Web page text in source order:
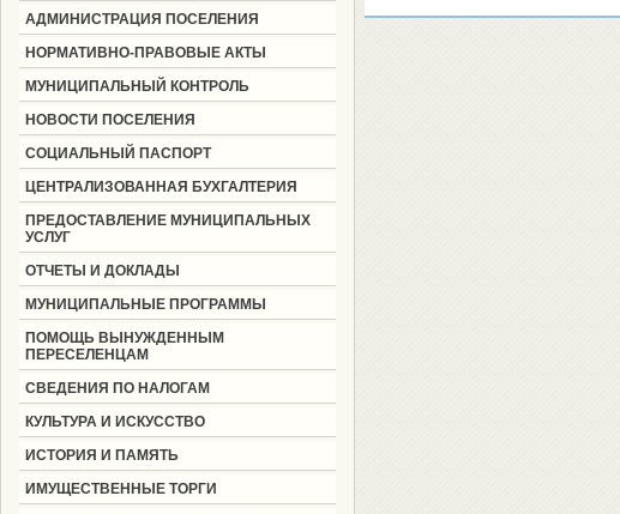
АДМИНИСТРАЦИЯ ПОСЕЛЕНИЯ
НОРМАТИВНО-ПРАВОВЫЕ АКТЫ
МУНИЦИПАЛЬНЫЙ КОНТРОЛЬ
НОВОСТИ ПОСЕЛЕНИЯ
СОЦИАЛЬНЫЙ ПАСПОРТ
ЦЕНТРАЛИЗОВАННАЯ БУХГАЛТЕРИЯ
ПРЕДОСТАВЛЕНИЕ МУНИЦИПАЛЬНЫХ
УСЛУГ
ОТЧЕТЫ И ДОКЛАДЫ
МУНИЦИПАЛЬНЫЕ ПРОГРАММЫ
ПОМОЩЬ ВЫНУЖДЕННЫМ
ПЕРЕСЕЛЕНЦАМ
СВЕДЕНИЯ ПО НАЛОГАМ
КУЛЬТУРА И ИСКУССТВО
ИСТОРИЯ И ПАМЯТЬ
ИМУЩЕСТВЕННЫЕ ТОРГИ